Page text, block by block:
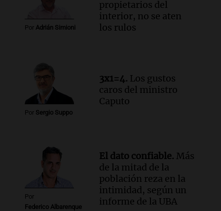
liquidez de 4 billones
Panorama Federal
según San Ignacio de Loyola
Panorama Federal
Episodios
Audio.Tormentas y filtraciones: "El
agua entra por donde menos
Episodios
Por Adrián Simioni
propietarios del
interior, no se aten
los rulos
Por Sergio Suppo
3x1=4. Los gustos
caros del ministro
Caputo
Por
Federico Albarenque
El dato confiable. Más
de la mitad de la
población reza en la
intimidad, según un
informe de la UBA